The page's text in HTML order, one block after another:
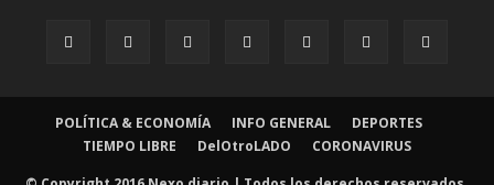
POLÍTICA & ECONOMÍA INFO GENERAL
DEPORTES
TIEMPO LIBRE
DelOtroLADO
CORONAVIRUS